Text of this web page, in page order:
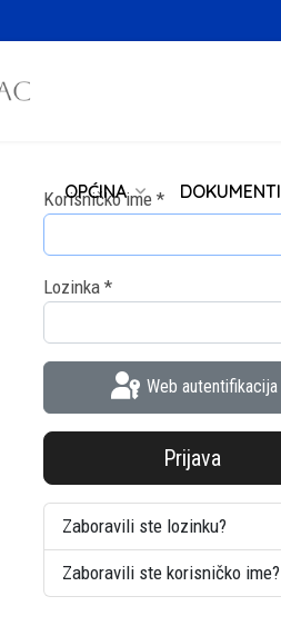
OPĆINA DOKUMENTI
Korisničko ime*
Lozinka*
Web autentifikacija
Prijava
Zaboravili ste lozinku?
Zaboravili ste korisničko ime?